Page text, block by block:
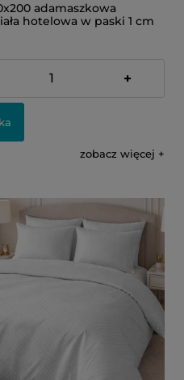
adamaszkowa
hotelowa w paski 1 cm
+
zobacz więcej